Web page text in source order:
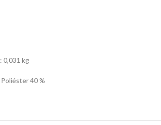
0,031 kg
Poliéster 40 %